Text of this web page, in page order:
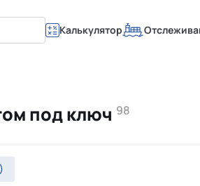
Калькулятор
под ключ 98